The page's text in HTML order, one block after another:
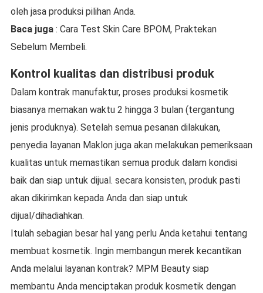
oleh jasa produksi pilihan Anda.
Baca juga: Cara Test Skin Care BPOM, Praktekan
Sebelum Membeli.
Kontrol kualitas dan distribusi produk
Dalam kontrak manufaktur, proses produksi kosmetik
biasanya memakan waktu 2 hingga 3 bulan (tergantung
jenis produknya). Setelah semua pesanan dilakukan,
penyedia layanan Maklon juga akan melakukan pemeriksaan
kualitas untuk memastikan semua produk dalam kondisi
baik dan siap untuk dijual. secara konsisten, produk pasti
akan dikirimkan kepada Anda dan siap untuk
dijual/dihadiahkan.
Itulah sebagian besar hal yang perlu Anda ketahui tentang
membuat kosmetik. Ingin membangun merek kecantikan
Anda melalui layanan kontrak? MPM Beauty siap
membantu Anda menciptakan produk kosmetik dengan